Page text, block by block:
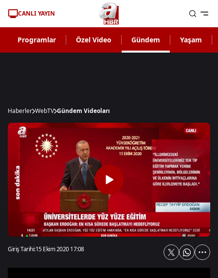
CANLI YAYIN
Programlar Özel Video Gündem Yaşam
Haberler WebTV Gündem Videoları
Giriş Tarihi:15 Ekim 2020 17:08